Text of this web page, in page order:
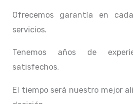
Ofrecemos garantía en
servicios.
Tenemos años de
satisfechos.
El tiempo será nuestro mejor